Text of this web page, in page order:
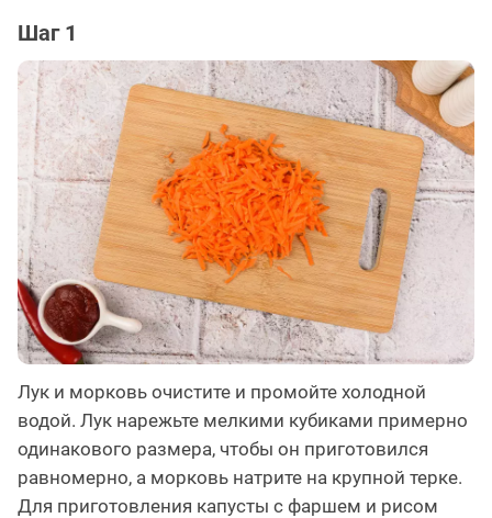
Шаг 1
Лук и морковь очистите и промойте холодной
водой. Лук нарежьте мелкими кубиками примерно
одинакового размера, чтобы он приготовился
равномерно, а морковь натрите на крупной терке.
Для приготовления капусты с фаршем и рисом